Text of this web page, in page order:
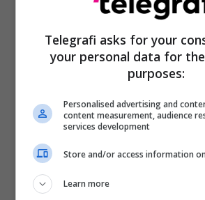
Shkupi Kontesti I Emrit Kongresi
Telegrafi asks for your
your personal data for
purposes:
Personalised advertising and
content measurement, audience
services development
Store and/or access information
Learn more